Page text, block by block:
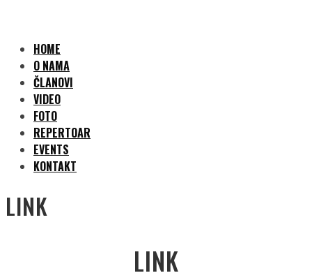
HOME
O NAMA
ČLANOVI
VIDEO
FOTO
REPERTOAR
EVENTS
KONTAKT
LINK
LINK